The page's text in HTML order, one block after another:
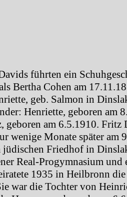
führten ein
Bertha Cohen am
geb. Salmon in
Henriette, geboren am
geboren am 6.5.1910. Fritz
wenige Monate später am
jüdischen Friedhof in
Real-Progymnasium
1935 in Heilbronn
war die Tochter von